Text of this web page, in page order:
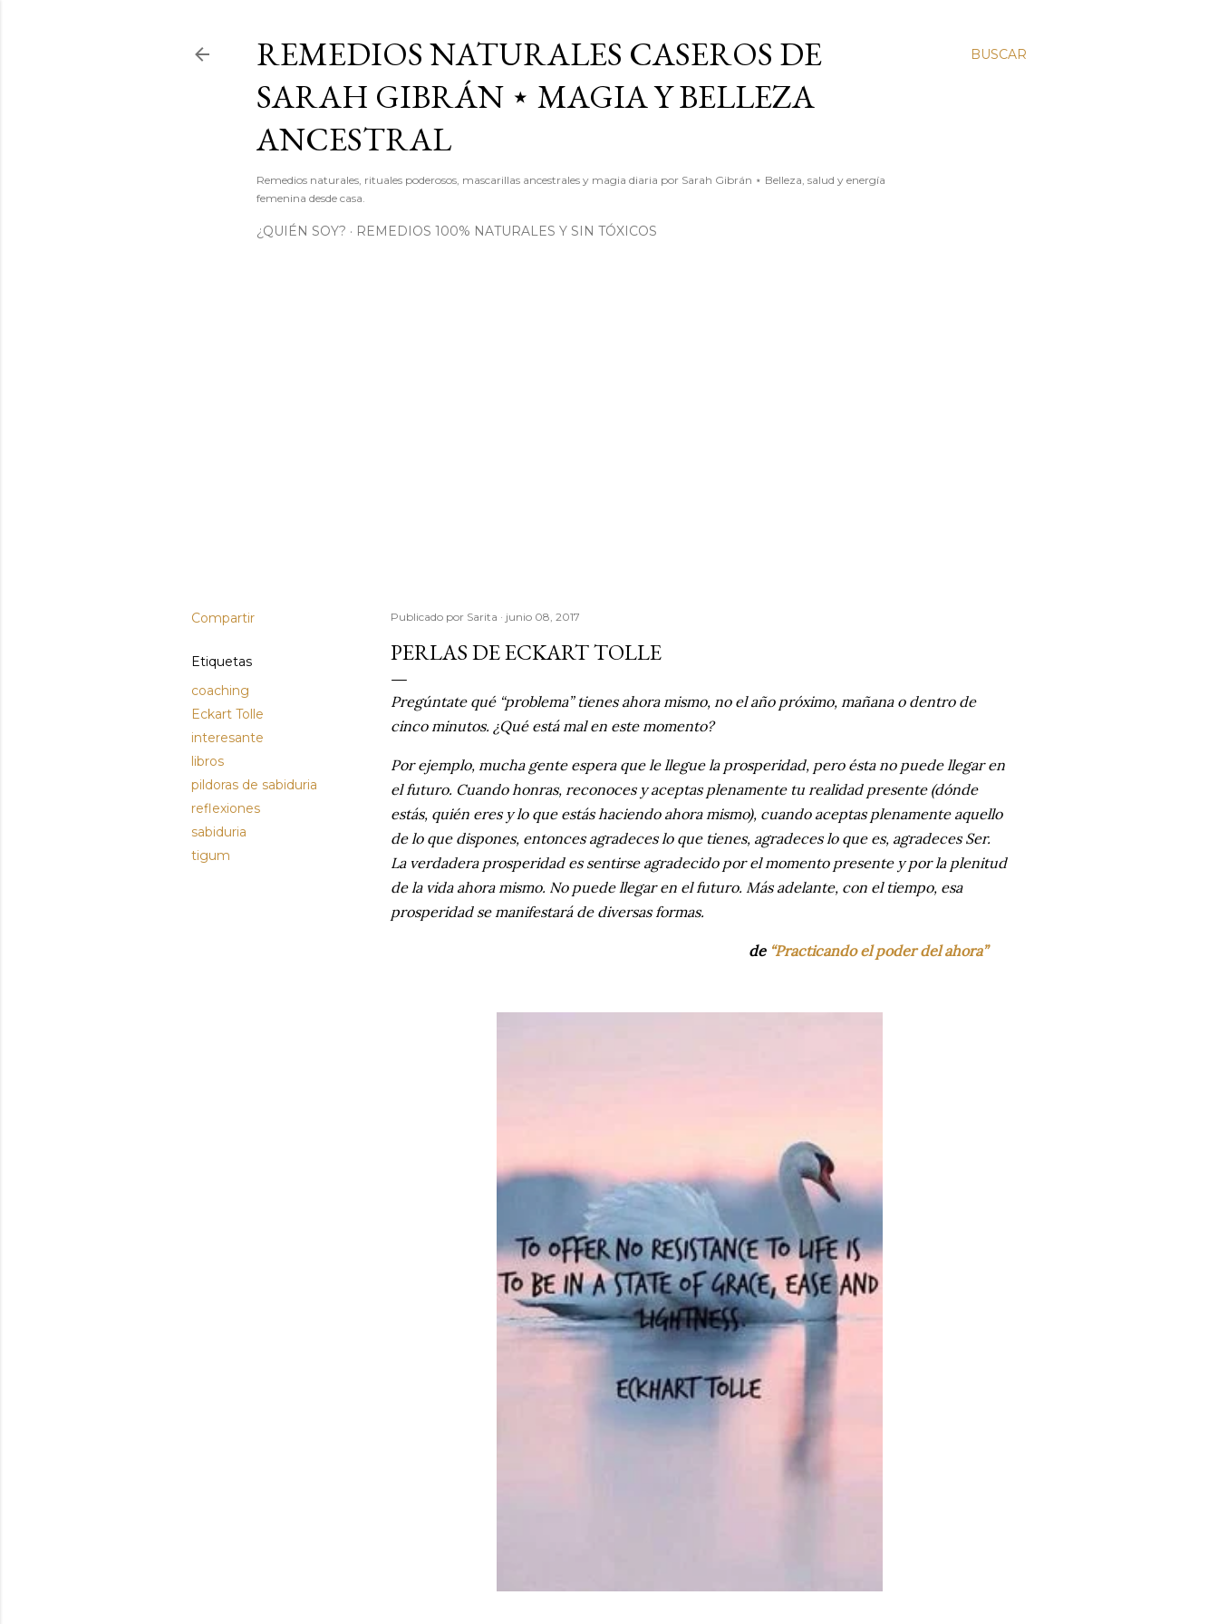
BUSCAR
REMEDIOS NATURALES CASEROS DE
SARAH GIBRÁN ⋆ MAGIA Y BELLEZA
ANCESTRAL
Remedios naturales, rituales poderosos, mascarillas ancestrales y magia diaria por Sarah Gibrán ⋆ Belleza, salud y energía
femenina desde casa.
¿QUIÉN SOY? REMEDIOS 100% NATURALES Y SIN TÓXICOS
Compartir
Etiquetas
coaching
Eckart Tolle
interesante
libros
pildoras de sabiduria
reflexiones
sabiduria
tigum
Publicado por Sarita junio 08, 2017
PERLAS DE ECKART TOLLE
Pregúntate qué “problema” tienes ahora mismo, no el año próximo, mañana o dentro de
cinco minutos. ¿Qué está mal en este momento?
Por ejemplo, mucha gente espera que le llegue la prosperidad, pero ésta no puede llegar en
el futuro. Cuando honras, reconoces y aceptas plenamente tu realidad presente (dónde
estás, quién eres y lo que estás haciendo ahora mismo), cuando aceptas plenamente aquello
de lo que dispones, entonces agradeces lo que tienes, agradeces lo que es, agradeces Ser.
La verdadera prosperidad es sentirse agradecido por el momento presente y por la plenitud
de la vida ahora mismo. No puede llegar en el futuro. Más adelante, con el tiempo, esa
prosperidad se manifestará de diversas formas.
de “Practicando el poder del ahora”